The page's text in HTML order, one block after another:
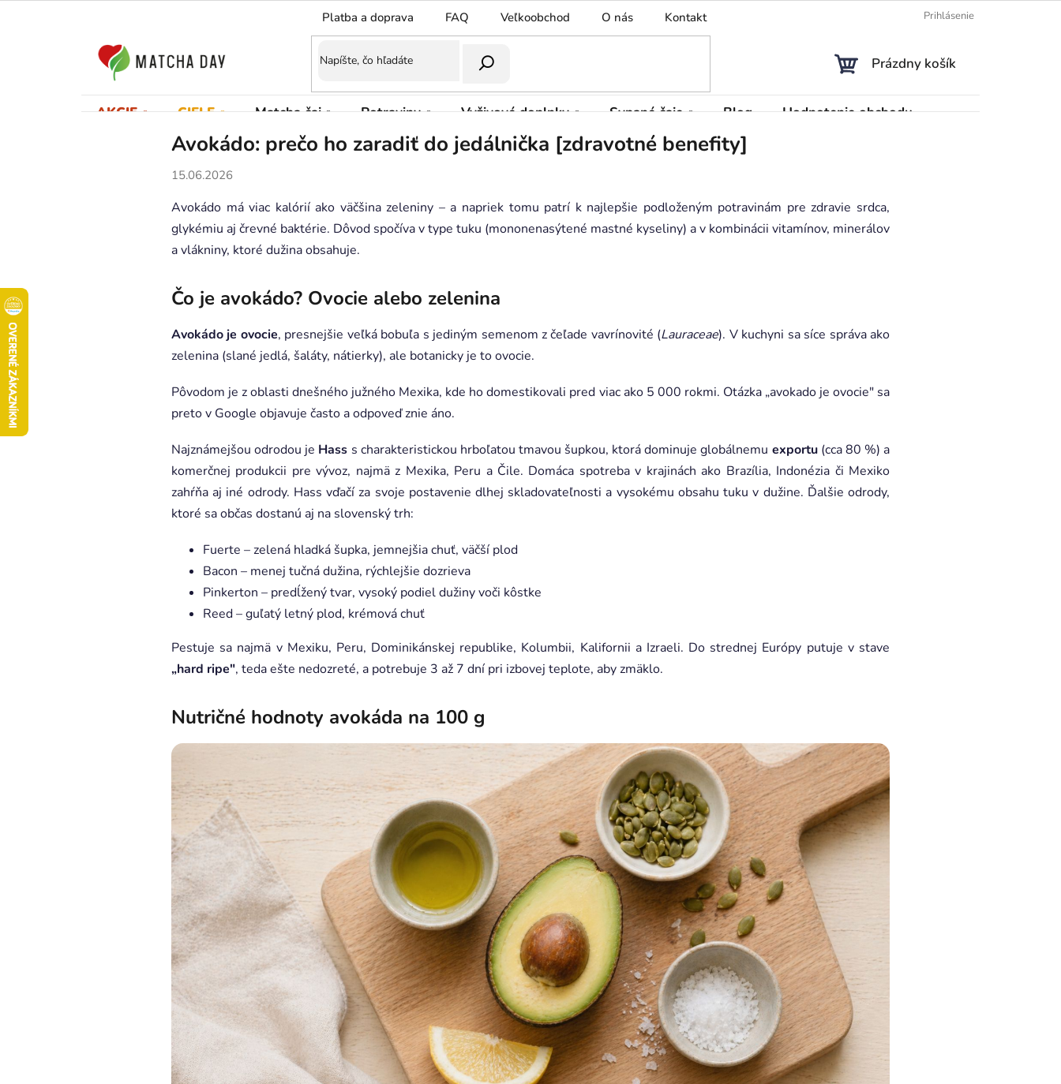
Platba a doprava FAQ Veľkoobchod O nás Kontakt Prihlásenie
NÁKUPNÝ
Prázdny košík
AKCIE CIELE Matcha čaj Potraviny Vyživové doplnky Sypané čaje Blog Hodnotenie obchodu
Avokádo: prečo ho zaradiť do jedálnička [zdravotné benefity]
15.06.2026
Avokádo má viac kalórií ako väčšina zeleniny – a napriek tomu patrí k najlepšie podloženým potravinám pre zdravie srdca,
glykémiu aj črevné baktérie. Dôvod spočíva v type tuku (mononenasýtené mastné kyseliny) a v kombinácii vitamínov, minerálov
a vlákniny, ktoré dužina obsahuje.
Čo je avokádo? Ovocie alebo zelenina
Avokádo je ovocie, presnejšie veľká bobuľa s jediným semenom z čeľade vavrínovité (Lauraceae). V kuchyni sa síce správa ako
zelenina (slané jedlá, šaláty, nátierky), ale botanicky je to ovocie.
Pôvodom je z oblasti dnešného južného Mexika, kde ho domestikovali pred viac ako 5 000 rokmi. Otázka „avokado je ovocie" sa
preto v Google objavuje často a odpoveď znie áno.
Najznámejšou odrodou je Hass s charakteristickou hrboľatou tmavou šupkou, ktorá dominuje globálnemu exportu(cca 80 %) a
komerčnej produkcii pre vývoz, najmä z Mexika, Peru a Čile. Domáca spotreba v krajinách ako Brazília, Indonézia či Mexiko
zahŕňa aj iné odrody. Hass vďačí za svoje postavenie dlhej skladovateľnosti a vysokému obsahu tuku v dužine. Ďalšie odrody,
ktoré sa občas dostanú aj na slovenský trh:
Fuerte – zelená hladká šupka, jemnejšia chuť, väčší plod
Bacon – menej tučná dužina, rýchlejšie dozrieva
Pinkerton – predĺžený tvar, vysoký podiel dužiny voči kôstke
Reed – guľatý letný plod, krémová chuť
Pestuje sa najmä v Mexiku, Peru, Dominikánskej republike, Kolumbii, Kalifornii a Izraeli. Do strednej Európy putuje v stave
„hard ripe", teda ešte nedozreté, a potrebuje 3 až 7 dní pri izbovej teplote, aby zmäklo.
Nutričné hodnoty avokáda na 100 g